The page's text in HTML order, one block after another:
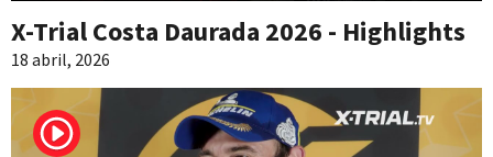
X-Trial Costa Daurada 2026 - Highlights
18 abril, 2026